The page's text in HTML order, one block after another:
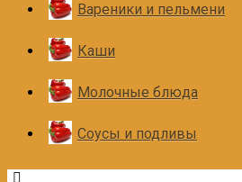
Вареники и пельмени
Каши
Молочные блюда
Соусы и подливы